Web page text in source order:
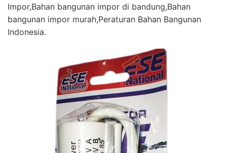
Impor,Bahan bangunan impor di bandung,Bahan
bangunan impor murah,Peraturan Bahan Bangunan
Indonesia.